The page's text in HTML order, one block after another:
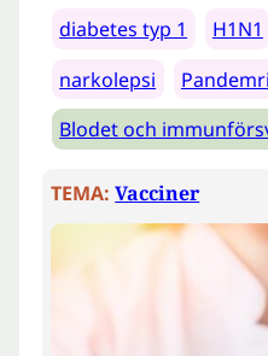
diabetes typ 1
H1N1
narkolepsi
Blodet och
TEMA: Vacciner